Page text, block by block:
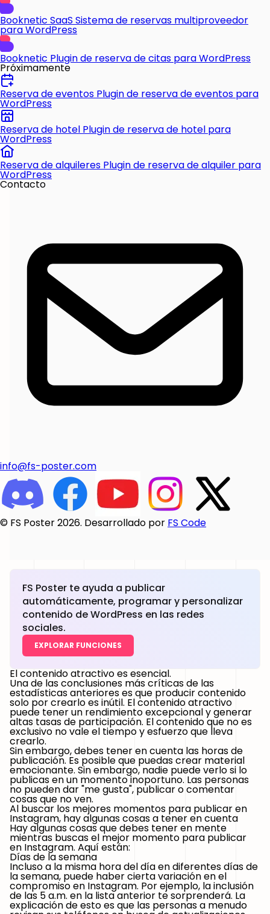
Booknetic SaaS Sistema de reservas multiproveedor
para WordPress
Booknetic Plugin de reserva de citas para WordPress
Próximamente
Reserva de eventos Plugin de reserva de eventos para
WordPress
Reserva de hotel Plugin de reserva de hotel para
WordPress
Reserva de alquileres Plugin de reserva de alquiler para
WordPress
Contacto
info@fs-poster.com
© FS Poster 2026. Desarrollado por FS Code
FS Poster te ayuda a publicar
automáticamente, programar y personalizar
contenido de WordPress en las redes
sociales.
EXPLORAR FUNCIONES
El contenido atractivo es esencial.
Una de las conclusiones más críticas de las
estadísticas anteriores es que producir contenido
solo por crearlo es inútil. El contenido atractivo
puede tener un rendimiento excepcional y generar
altas tasas de participación. El contenido que no es
exclusivo no vale el tiempo y esfuerzo que lleva
crearlo.
Sin embargo, debes tener en cuenta las horas de
publicación. Es posible que puedas crear material
emocionante. Sin embargo, nadie puede verlo si lo
publicas en un momento inoportuno. Las personas
no pueden dar "me gusta", publicar o comentar
cosas que no ven.
Al buscar los mejores momentos para publicar en
Instagram, hay algunas cosas a tener en cuenta
Hay algunas cosas que debes tener en mente
mientras buscas el mejor momento para publicar
en Instagram. Aquí están:
Días de la semana
Incluso a la misma hora del día en diferentes días de
la semana, puede haber cierta variación en el
compromiso en Instagram. Por ejemplo, la inclusión
de las 5 a.m. en la lista anterior te sorprenderá. La
explicación de esto es que las personas a menudo